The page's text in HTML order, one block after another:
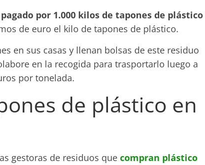
por 1.000 kilos de tapones de plástico
de euro el kilo de tapones de plástico.
en sus casas y llenan bolsas de este residuo
en la recogida para trasportarlo luego a
por tonelada.
de plástico en
gestoras de residuos que compran plástico